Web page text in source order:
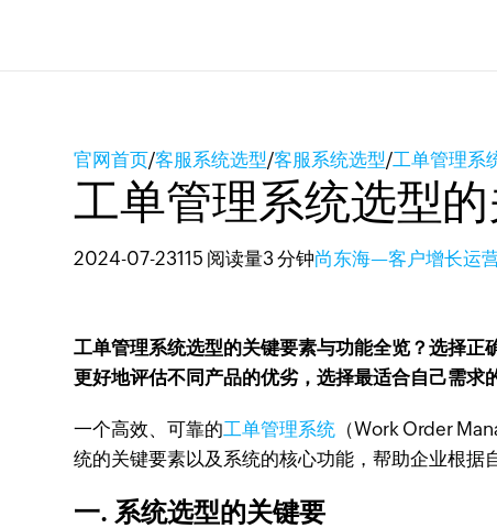
官网首页/客服系统选型/客服系统选型/工单管理系
工单管理系统选型
2024-07-23115 阅读量3 分钟尚东海—客户增长运
工单管理系统选型的关键要素与功能全览？选择
更好地评估不同产品的优劣，选择最适合自己需求
一个高效、可靠的工单管理系统 （Work Order
统的关键要素以及系统的核心功能，帮助企业根据
一. 系统选型的关键要